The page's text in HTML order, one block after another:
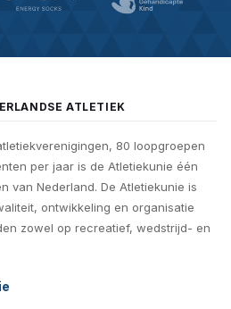
ATLETIEK
80 loopgroepen
per jaar is de Atletiekunie één
van Nederland. De Atletiekunie is
ontwikkeling en organisatie
zowel op recreatief, wedstrijd- en